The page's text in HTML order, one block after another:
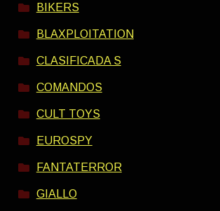
BIKERS
BLAXPLOITATION
CLASIFICADA S
COMANDOS
CULT TOYS
EUROSPY
FANTATERROR
GIALLO